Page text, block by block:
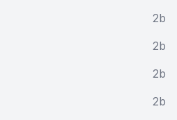
2b
2b
2b
2b